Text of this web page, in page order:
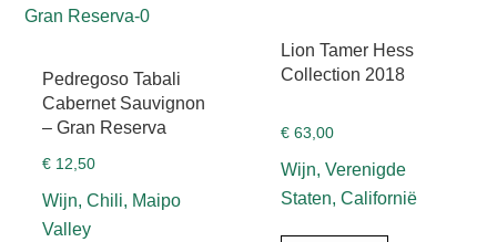
Pedregoso Tabali
Cabernet Sauvignon
– Gran Reserva
€ 12,50
Wijn, Chili, Maipo
Valley
Lion Tamer Hess
Collection 2018
€63,00
Wijn, Verenigde
Staten, Californië